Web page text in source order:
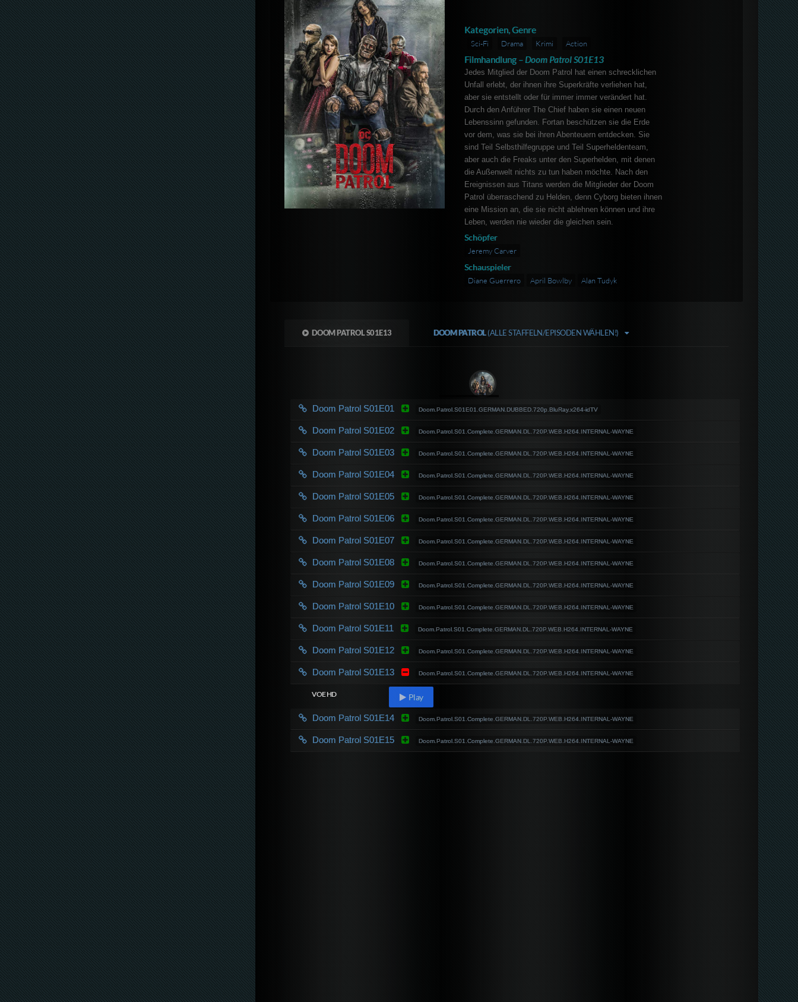
Kategorien, Genre
Sci-Fi Drama Krimi Action
Filmhandlung – Doom Patrol S01E13
Jedes Mitglied der Doom Patrol hat einen schrecklichen
Unfall erlebt, der ihnen ihre Superkräfte verliehen hat,
aber sie entstellt oder für immer immer verändert hat.
Durch den Anführer The Chief haben sie einen neuen
Lebenssinn gefunden. Fortan beschützen sie die Erde
vor dem, was sie bei ihren Abenteuern entdecken. Sie
sind Teil Selbsthilfegruppe und Teil Superheldenteam,
aber auch die Freaks unter den Superhelden, mit denen
die Außenwelt nichts zu tun haben möchte. Nach den
Ereignissen aus Titans werden die Mitglieder der Doom
Patrol überraschend zu Helden, denn Cyborg bieten ihnen
eine Mission an, die sie nicht ablehnen können und ihre
Leben, werden nie wieder die gleichen sein.
Schöpfer
Jeremy Carver
Schauspieler
Diane Guerrero April Bowlby Alan Tudyk
DOOM PATROL S01E13 DOOM PATROL(ALLE STAFFELN/EPISODEN WÄHLEN!)
Doom Patrol S01E01 Doom.Patrol.S01E01.GERMAN.DUBBED.720p.BluRay.x264-idTV
Doom Patrol S01E02 Doom.Patrol.S01.Complete.GERMAN.DL.720P.WEB.H264.INTERNAL-WAYNE
Doom Patrol S01E03 Doom.Patrol.S01.Complete.GERMAN.DL.720P.WEB.H264.INTERNAL-WAYNE
Doom Patrol S01E04 Doom.Patrol.S01.Complete.GERMAN.DL.720P.WEB.H264.INTERNAL-WAYNE
Doom Patrol S01E05 Doom.Patrol.S01.Complete.GERMAN.DL.720P.WEB.H264.INTERNAL-WAYNE
Doom Patrol S01E06 Doom.Patrol.S01.Complete.GERMAN.DL.720P.WEB.H264.INTERNAL-WAYNE
Doom Patrol S01E07 Doom.Patrol.S01.Complete.GERMAN.DL.720P.WEB.H264.INTERNAL-WAYNE
Doom Patrol S01E08 Doom.Patrol.S01.Complete.GERMAN.DL.720P.WEB.H264.INTERNAL-WAYNE
Doom Patrol S01E09 Doom.Patrol.S01.Complete.GERMAN.DL.720P.WEB.H264.INTERNAL-WAYNE
Doom Patrol S01E10 Doom.Patrol.S01.Complete.GERMAN.DL.720P.WEB.H264.INTERNAL-WAYNE
Doom Patrol S01E11 Doom.Patrol.S01.Complete.GERMAN.DL.720P.WEB.H264.INTERNAL-WAYNE
Doom Patrol S01E12 Doom.Patrol.S01.Complete.GERMAN.DL.720P.WEB.H264.INTERNAL-WAYNE
Doom Patrol S01E13 Doom.Patrol.S01.Complete.GERMAN.DL.720P.WEB.H264.INTERNAL-WAYNE
VOE HD Play
Doom Patrol S01E14 Doom.Patrol.S01.Complete.GERMAN.DL.720P.WEB.H264.INTERNAL-WAYNE
Doom Patrol S01E15 Doom.Patrol.S01.Complete.GERMAN.DL.720P.WEB.H264.INTERNAL-WAYNE